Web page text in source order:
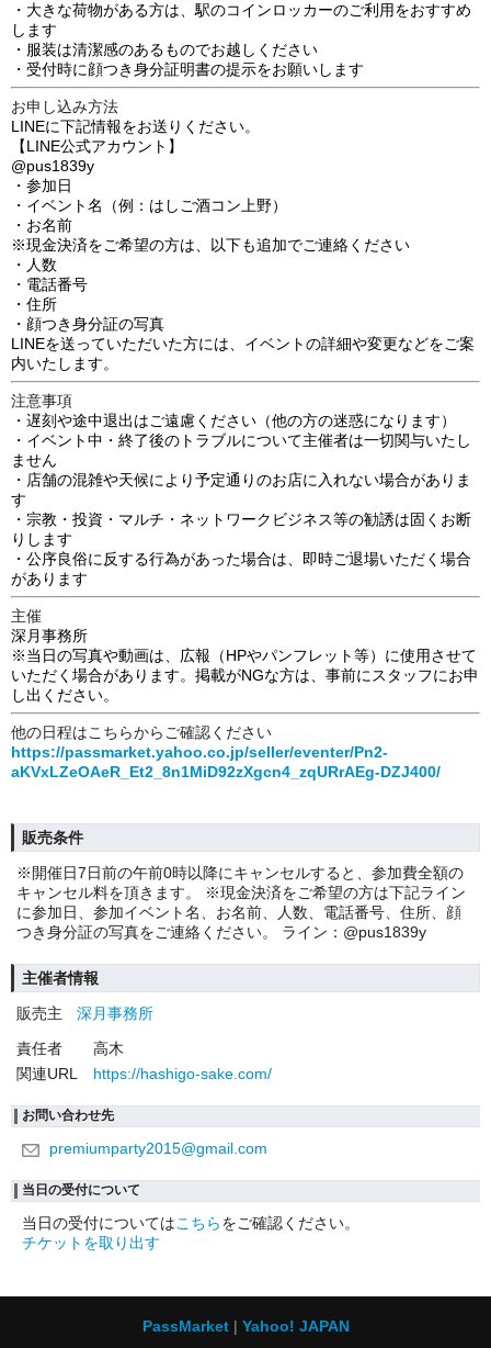
・大きな荷物がある方は、駅のコインロッカーのご利用をおすすめ
します
・服装は清潔感のあるものでお越しください
・受付時に顔つき身分証明書の提示をお願いします
お申し込み方法
LINEに下記情報をお送りください。
【LINE公式アカウント】
@pus1839y
・参加日
・イベント名（例：はしご酒コン上野）
・お名前
※現金決済をご希望の方は、以下も追加でご連絡ください
・人数
・電話番号
・住所
・顔つき身分証の写真
LINEを送っていただいた方には、イベントの詳細や変更などをご案
内いたします。
注意事項
・遅刻や途中退出はご遠慮ください（他の方の迷惑になります）
・イベント中・終了後のトラブルについて主催者は一切関与いたし
ません
・店舗の混雑や天候により予定通りのお店に入れない場合がありま
す
・宗教・投資・マルチ・ネットワークビジネス等の勧誘は固くお断
りします
・公序良俗に反する行為があった場合は、即時ご退場いただく場合
があります
主催
深月事務所
※当日の写真や動画は、広報（HPやパンフレット等）に使用させて
いただく場合があります。掲載がNGな方は、事前にスタッフにお申
し出ください。
他の日程はこちらからご確認ください
https://passmarket.yahoo.co.jp/seller/eventer/Pn2-
aKVxLZeOAeR_Et2_8n1MiD92zXgcn4_zqURrAEg-DZJ400/
販売条件
※開催日7日前の午前0時以降にキャンセルすると、参加費全額の
キャンセル料を頂きます。 ※現金決済をご希望の方は下記ライン
に参加日、参加イベント名、お名前、人数、電話番号、住所、顔
つき身分証の写真をご連絡ください。 ライン：@pus1839y
主催者情報
販売主
深月事務所
責任者
高木
関連URL
https://hashigo-sake.com/
お問い合わせ先
premiumparty2015@gmail.com
当日の受付について
当日の受付についてはこちらをご確認ください。
チケットを取り出す
PassMarket Yahoo! JAPAN